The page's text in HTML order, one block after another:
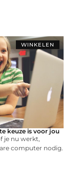
WINKELEN
keuze is voor jou
je nu werkt,
computer nodig.